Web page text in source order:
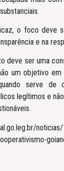
o foco deve
e na
deve ser uma
um objetivo em
serve de
legítimos e
noticias/